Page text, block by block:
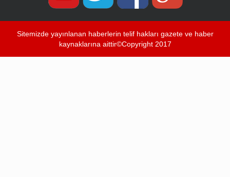
Sitemizde yayınlanan haberlerin telif hakları gazete ve haber
kaynaklarına aittir©Copyright 2017